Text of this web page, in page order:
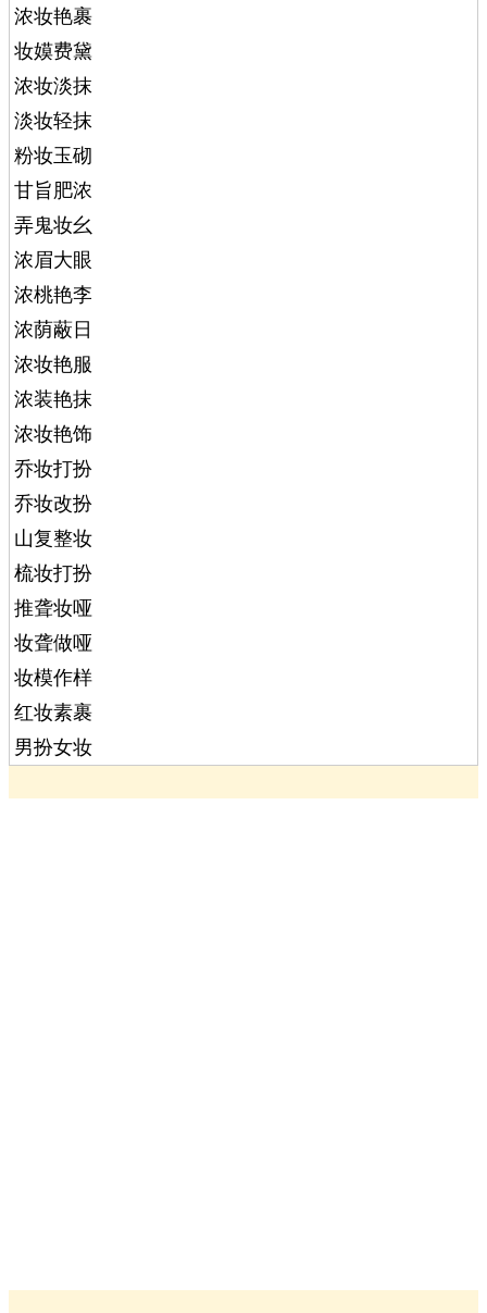
浓妆艳裹
妆嫫费黛
浓妆淡抹
淡妆轻抹
粉妆玉砌
甘旨肥浓
弄鬼妆幺
浓眉大眼
浓桃艳李
浓荫蔽日
浓妆艳服
浓装艳抹
浓妆艳饰
乔妆打扮
乔妆改扮
山复整妆
梳妆打扮
推聋妆哑
妆聋做哑
妆模作样
红妆素裹
男扮女妆